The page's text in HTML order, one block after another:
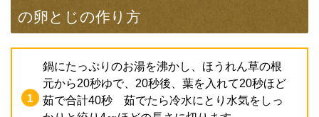
の卵とじの作り方
鍋にたっぷりのお湯を沸かし、ほうれん草の根
元から20秒ゆで、20秒後、葉を入れて20秒ほど
茹で合計40秒 茹でたら冷水にとり水気をしっ